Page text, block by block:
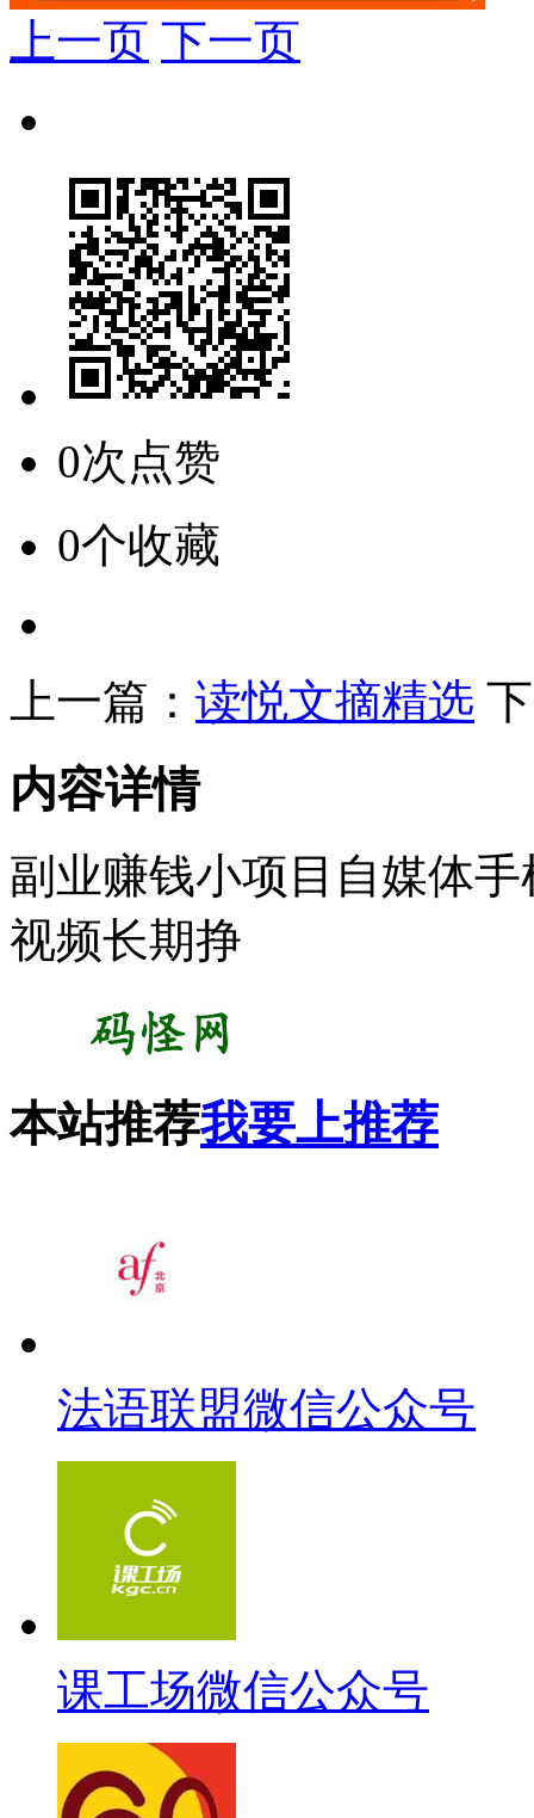
上一页 下一页
0次点赞
0个收藏
上一篇： 读悦文摘精选
内容详情
副业赚钱小项目自媒体
视频长期挣
本站推荐我要上推荐
法语联盟微信公众号
课工场微信公众号